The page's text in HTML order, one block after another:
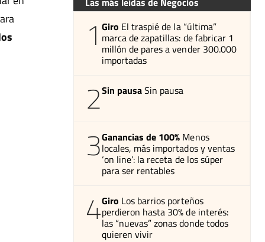
1 Giro El traspié de la “última”
marca de zapatillas: de fabricar 1
millón de pares a vender 300.000
importadas
2Sin pausaSin pausa
3Ganancias de 100% Menos
locales, más importados y ventas
‘on line’: la receta de los súper
para ser rentables
4Giro Los barrios porteños
perdieron hasta 30% de interés:
las “nuevas” zonas donde todos
quieren vivir